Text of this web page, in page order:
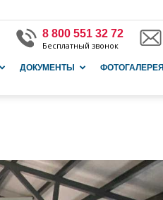
8 800 551 32 72
Бесплатный звонок
ДОКУМЕНТЫ ФОТОГАЛЕРЕЯ